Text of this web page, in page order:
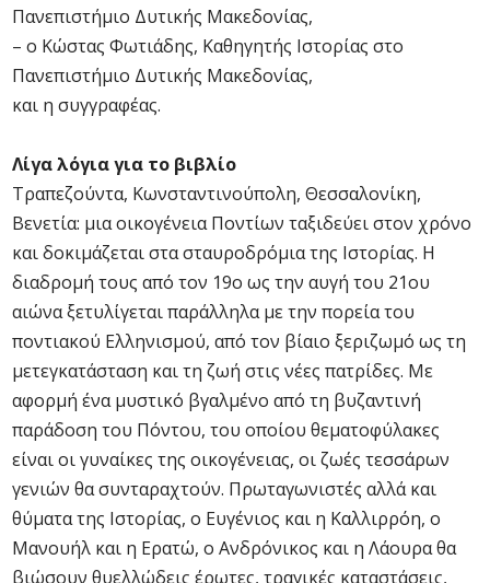
Πανεπιστήμιο Δυτικής Μακεδονίας,
– ο Κώστας Φωτιάδης, Καθηγητής Ιστορίας στο
Πανεπιστήμιο Δυτικής Μακεδονίας,
και η συγγραφέας.
Λίγα λόγια για το βιβλίο
Τραπεζούντα, Κωνσταντινούπολη, Θεσσαλονίκη,
Βενετία: μια οικογένεια Ποντίων ταξιδεύει στον χρόνο
και δοκιμάζεται στα σταυροδρόμια της Ιστορίας. Η
διαδρομή τους από τον 19ο ως την αυγή του 21ου
αιώνα ξετυλίγεται παράλληλα με την πορεία του
ποντιακού Ελληνισμού, από τον βίαιο ξεριζωμό ως τη
μετεγκατάσταση και τη ζωή στις νέες πατρίδες. Με
αφορμή ένα μυστικό βγαλμένο από τη βυζαντινή
παράδοση του Πόντου, του οποίου θεματοφύλακες
είναι οι γυναίκες της οικογένειας, οι ζωές τεσσάρων
γενιών θα συνταραχτούν. Πρωταγωνιστές αλλά και
θύματα της Ιστορίας, ο Ευγένιος και η Καλλιρρόη, ο
Μανουήλ και η Ερατώ, ο Ανδρόνικος και η Λάουρα θα
βιώσουν θυελλώδεις έρωτες, τραγικές καταστάσεις,